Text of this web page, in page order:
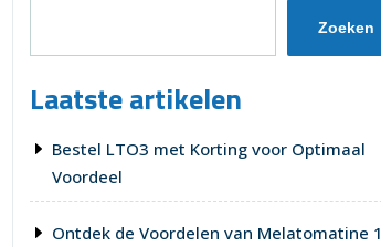
Zoeken
Laatste artikelen
Bestel LTO3 met Korting voor Optimaal
Voordeel
Ontdek de Voordelen van Melatomatine 1